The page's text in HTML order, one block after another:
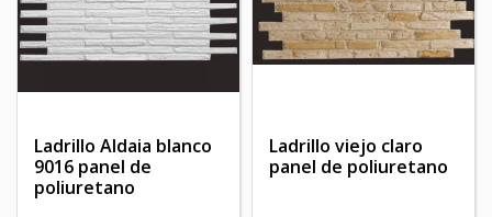
Ladrillo Aldaia blanco
9016 panel de
poliuretano
Ladrillo viejo claro
panel de poliuretano